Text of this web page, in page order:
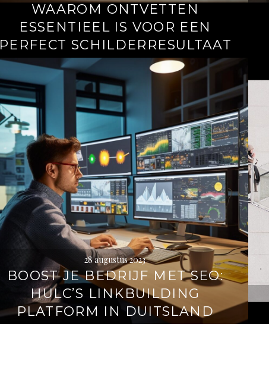
WAAROM ONTVETTEN
ESSENTIEEL IS VOOR EEN
PERFECT SCHILDERRESULTAAT
28 augustus 2023
BOOST JE BEDRIJF MET SEO:
HULC’S LINKBUILDING
PLATFORM IN DUITSLAND